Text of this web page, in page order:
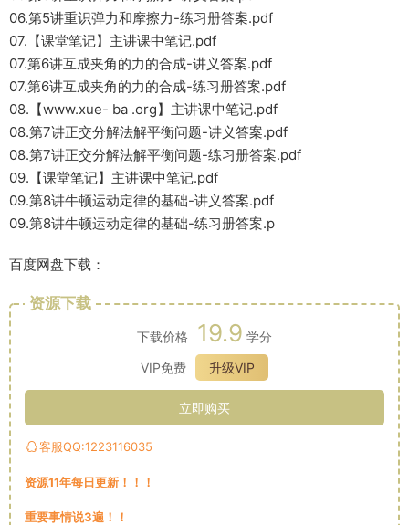
06.第5讲重识弹力和摩擦力-练习册答案.pdf
07.【课堂笔记】主讲课中笔记.pdf
07.第6讲互成夹角的力的合成-讲义答案.pdf
07.第6讲互成夹角的力的合成-练习册答案.pdf
08.【www.xue- ba .org】主讲课中笔记.pdf
08.第7讲正交分解法解平衡问题-讲义答案.pdf
08.第7讲正交分解法解平衡问题-练习册答案.pdf
09.【课堂笔记】主讲课中笔记.pdf
09.第8讲牛顿运动定律的基础-讲义答案.pdf
09.第8讲牛顿运动定律的基础-练习册答案.p
百度网盘下载：
资源下载
下载价格 19.9 学分
VIP免费
升级VIP
立即购买
客服QQ:1223116035
资源11年每日更新！！！
重要事情说3遍！！